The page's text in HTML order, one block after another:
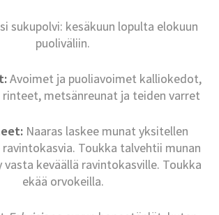
sukupolvi: kesäkuun lopulta elokuun
puoliväliin.
Avoimet ja puoliavoimet kalliokedot,
metsänreunat ja teiden varret
Naaras laskee munat yksitellen
Toukka talvehtii munan
vasta keväällä ravintokasville. Toukka
ekää orvokeilla.